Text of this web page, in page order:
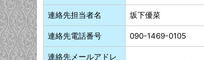
連絡先担当者名 坂下優菜
連絡先電話番号 090-1469-0105
連絡先メールアドレ